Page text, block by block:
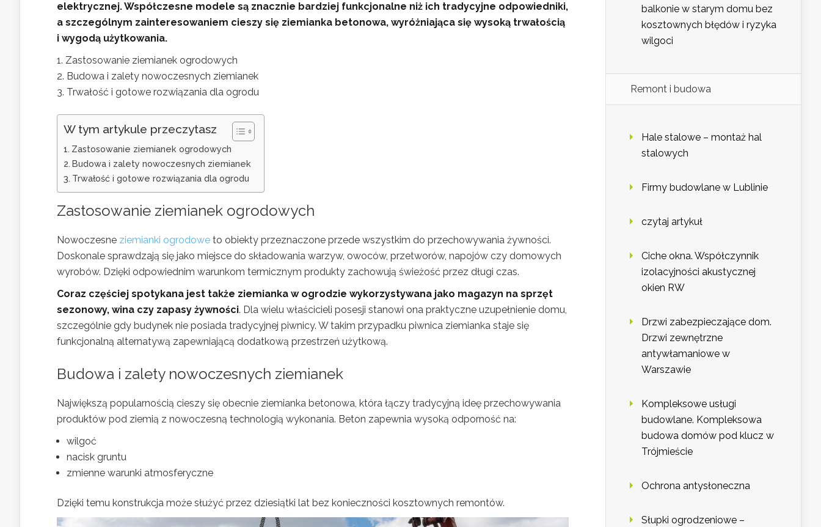
elektrycznej. Współczesne modele są znacznie bardziej funkcjonalne niż ich tradycyjne odpowiedniki,
a szczególnym zainteresowaniem cieszy się ziemianka betonowa, wyróżniająca się wysoką trwałością
i wygodą użytkowania.
Zastosowanie ziemianek ogrodowych
Budowa i zalety nowoczesnych ziemianek
Trwałość i gotowe rozwiązania dla ogrodu
W tym artykule przeczytasz
Zastosowanie ziemianek ogrodowych
Budowa i zalety nowoczesnych ziemianek
Trwałość i gotowe rozwiązania dla ogrodu
Zastosowanie ziemianek ogrodowych
Nowoczesne ziemianki ogrodowe to obiekty przeznaczone przede wszystkim do przechowywania żywności.
Doskonale sprawdzają się jako miejsce do składowania warzyw, owoców, przetworów, napojów czy domowych
wyrobów. Dzięki odpowiednim warunkom termicznym produkty zachowują świeżość przez długi czas.
Coraz częściej spotykana jest także ziemianka w ogrodzie wykorzystywana jako magazyn na sprzęt
sezonowy, wina czy zapasy żywności. Dla wielu właścicieli posesji stanowi ona praktyczne uzupełnienie domu,
szczególnie gdy budynek nie posiada tradycyjnej piwnicy. W takim przypadku piwnica ziemianka staje się
funkcjonalną alternatywą zapewniającą dodatkową przestrzeń użytkową.
Budowa i zalety nowoczesnych ziemianek
Największą popularnością cieszy się obecnie ziemianka betonowa, która łączy tradycyjną ideę przechowywania
produktów pod ziemią z nowoczesną technologią wykonania. Beton zapewnia wysoką odporność na:
wilgoć
nacisk gruntu
zmienne warunki atmosferyczne
Dzięki temu konstrukcja może służyć przez dziesiątki lat bez konieczności kosztownych remontów.
balkonie w starym domu bez
kosztownych błędów i ryzyka
wilgoci
Remont i budowa
Hale stalowe – montaż hal
stalowych
Firmy budowlane w Lublinie
czytaj artykuł
Ciche okna. Współczynnik
izolacyjności akustycznej
okien RW
Drzwi zabezpieczające dom.
Drzwi zewnętrzne
antywłamaniowe w
Warszawie
Kompleksowe usługi
budowlane. Kompleksowa
budowa domów pod klucz w
Trójmieście
Ochrona antysłoneczna
Słupki ogrodzeniowe –